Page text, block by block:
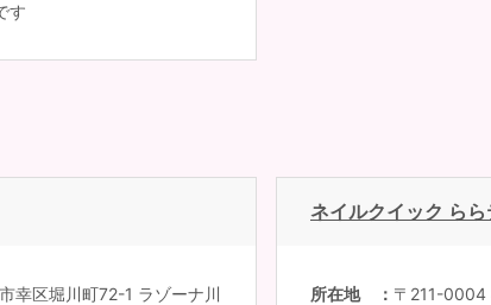
す
幸区堀川町72-1 ラゾーナ川
ネイルクイック ら
所在地
〒211-0004